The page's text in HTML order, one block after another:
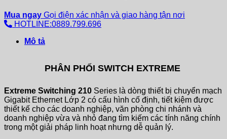
Mua ngay Gọi điện xác nhận và giao hàng tận nơi
HOTLINE:0889.799.696
Mô tả
PHÂN PHỐI SWITCH EXTREME
Extreme Switching 210 Series là dòng thiết bị chuyển mạch
Gigabit Ethernet Lớp 2 có cấu hình cố định, tiết kiệm được
thiết kế cho các doanh nghiệp, văn phòng chi nhánh và
doanh nghiệp vừa và nhỏ đang tìm kiếm các tính năng chính
trong một giải pháp linh hoạt nhưng dễ quản lý.